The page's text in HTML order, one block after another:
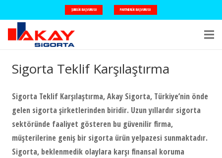
ŞUBELIK BAŞVURUSU PARTNERLIK BAŞVURUSU
Sigorta Teklif Karşılaştırma
Sigorta Teklif Karşılaştırma, Akay Sigorta, Türkiye’nin önde
gelen sigorta şirketlerinden biridir. Uzun yıllardır sigorta
sektöründe faaliyet gösteren bu güvenilir firma,
müşterilerine geniş bir sigorta ürün yelpazesi sunmaktadır.
Sigorta, beklenmedik olaylara karşı finansal koruma